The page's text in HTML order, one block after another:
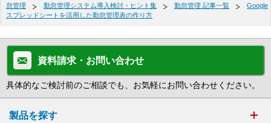
怠管理
勤怠管理システム導入検討・ヒント集 勤怠管理 記事一覧
Google
スプレッドシートを活用した勤怠管理表の作り方
資料請求・お問い合わせ
具体的なご検討前のご相談でも、お気軽にお問い合わせください。
製品を探す